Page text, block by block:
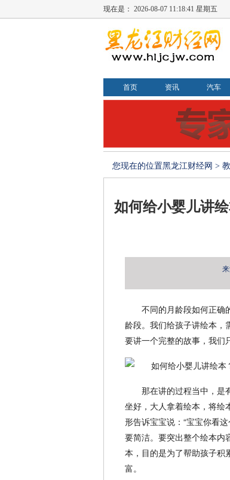
现在是： 2026-08-07 11:18:41 星期五
首页 资讯 汽车
您现在的位置黑龙江财经网 >
如何给小婴儿讲
来
不同的月龄段如何正确
龄段。我们给孩子讲绘本，
要讲一个完整的故事，我们
那在讲的过程当中，是
坐好，大人拿着绘本，将绘
形告诉宝宝说：“宝宝你看
要简洁。要突出整个绘本内
本，目的是为了帮助孩子积
富。